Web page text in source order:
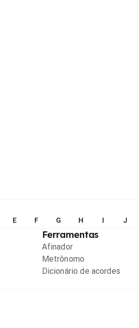
E F G H I J
Ferramentas
Afinador
Metrônomo
Dicionário de acordes